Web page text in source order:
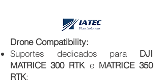
Drone Compatibility:
Suportes dedicados para DJI
MATRICE 300 RTK e MATRICE 350
RTK;